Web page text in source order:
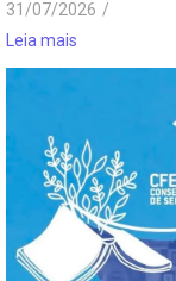
31/07/2026 /
Leia mais